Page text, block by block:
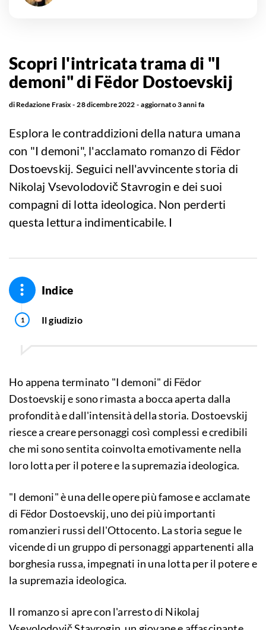
Scopri l'intricata trama di "I
demoni" di Fëdor Dostoevskij
di Redazione Frasix 28 dicembre 2022 aggiornato3 anni fa
Esplora le contraddizioni della natura umana
con "I demoni", l'acclamato romanzo di Fëdor
Dostoevskij. Seguici nell'avvincente storia di
Nikolaj Vsevolodovič Stavrogin e dei suoi
compagni di lotta ideologica. Non perderti
questa lettura indimenticabile. I
Indice
Il giudizio
Ho appena terminato "I demoni" di Fëdor
Dostoevskij e sono rimasta a bocca aperta dalla
profondità e dall'intensità della storia. Dostoevskij
riesce a creare personaggi così complessi e credibili
che mi sono sentita coinvolta emotivamente nella
loro lotta per il potere e la supremazia ideologica.
"I demoni" è una delle opere più famose e acclamate
di Fëdor Dostoevskij, uno dei più importanti
romanzieri russi dell'Ottocento. La storia segue le
vicende di un gruppo di personaggi appartenenti alla
borghesia russa, impegnati in una lotta per il potere e
la supremazia ideologica.
Il romanzo si apre con l'arresto di Nikolaj